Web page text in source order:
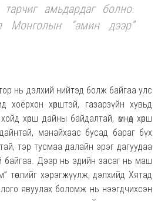
амьдардаг болно.
Монголын “амин дээр”
нь дэлхий нийтэд болж байгаа улс
хоёрхон хөрштэй, газарзүйн хувьд
хөрш дайны байдалтай, өмнөд хөрш
манайхаас бусад бараг бүх
тэр тусмаа далайн эрэг дагуудаа
байгаа. Дээр нь эдийн засаг нь маш
төслийг хэрэгжүүлж, дэлхийд Хятад
явуулах боломж нь нээгдчихсэн